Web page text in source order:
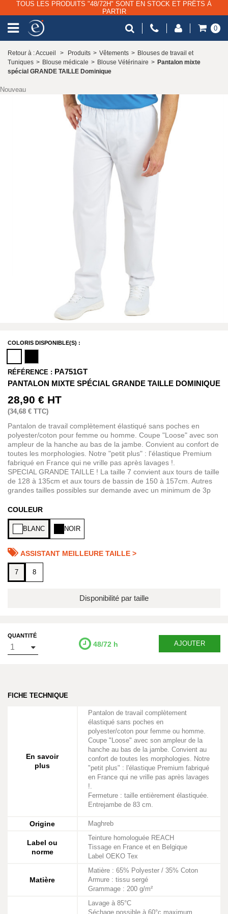
TOUS LES PRODUITS "48/72H" SONT EN STOCK ET PRÊTS À
PARTIR
0
Retour à : Accueil > Produits > Vêtements > Blouses de travail et
Tuniques > Blouse médicale > Blouse Vétérinaire > Pantalon mixte
spécial GRANDE TAILLE Dominique
Nouveau
COLORIS DISPONIBLE(S) :
RÉFÉRENCE : PA751GT
PANTALON MIXTE SPÉCIAL GRANDE TAILLE DOMINIQUE
28,90 € HT
(34,68 € TTC)
Pantalon de travail complètement élastiqué sans poches en
polyester/coton pour femme ou homme. Coupe "Loose" avec son
ampleur de la hanche au bas de la jambe. Convient au confort de
toutes les morphologies. Notre "petit plus" : l'élastique Premium
fabriqué en France qui ne vrille pas après lavages !.
SPECIAL GRANDE TAILLE ! La taille 7 convient aux tours de taille
de 128 à 135cm et aux tours de bassin de 150 à 157cm. Autres
grandes tailles possibles sur demande avec un minimum de 3p
COULEUR
BLANC NOIR
ASSISTANT MEILLEURE TAILLE >
7 8
Disponibilité par taille
QUANTITÉ
48/72 h AJOUTER
FICHE TECHNIQUE
En savoir
plus
Pantalon de travail complètement
élastiqué sans poches en
polyester/coton pour femme ou homme.
Coupe "Loose" avec son ampleur de la
hanche au bas de la jambe. Convient au
confort de toutes les morphologies. Notre
"petit plus" : l'élastique Premium fabriqué
en France qui ne vrille pas après lavages
!.
Fermeture : taille entièrement élastiquée.
Entrejambe de 83 cm.
Origine Maghreb
Label ou
norme
Teinture homologuée REACH
Tissage en France et en Belgique
Label OEKO Tex
Matière
Matière : 65% Polyester / 35% Coton
Armure : tissu sergé
Grammage : 200 g/m²
Lavage à 85°C
Séchage possible à 60°c maximum